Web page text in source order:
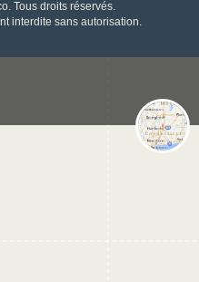
Tous droits réservés.
interdite sans autorisation.